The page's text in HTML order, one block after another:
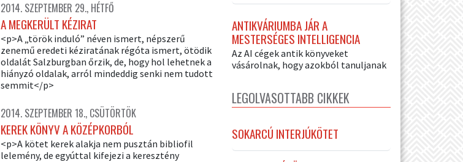
2014. SZEPTEMBER 29., HÉTFŐ
A MEGKERÜLT KÉZIRAT
<p>A „török induló” néven ismert, népszerű
zenemű eredeti kéziratának régóta ismert, ötödik
oldalát Salzburgban őrzik, de, hogy hol lehetnek a
hiányzó oldalak, arról mindeddig senki nem tudott
semmit</p>
2014. SZEPTEMBER 18., CSÜTÖRTÖK
KEREK KÖNYV A KÖZÉPKORBÓL
<p>A kötet kerek alakja nem pusztán bibliofil
lelemény, de egyúttal kifejezi a keresztény
ANTIKVÁRIUMBA JÁR A
MESTERSÉGES INTELLIGENCIA
Az AI cégek antik könyveket
vásárolnak, hogy azokból tanuljanak
LEGOLVASOTTABB CIKKEK
SOKARCÚ INTERJÚKÖTET